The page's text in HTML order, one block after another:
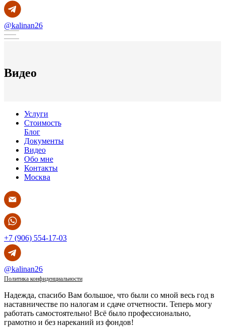
@kalinan26
Видео
Услуги
Стоимость
Блог
Документы
Видео
Обо мне
Контакты
Москва
+7 (906) 554-17-03
@kalinan26
Политика конфиденциальности
Надежда, спасибо Вам большое, что были со мной весь год в
наставничестве по налогам и сдаче отчетности. Теперь могу
работать самостоятельно! Всё было профессионально,
грамотно и без нареканий из фондов!